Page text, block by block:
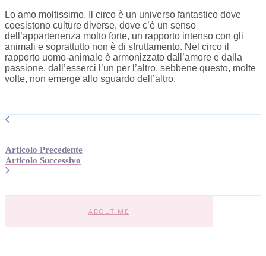
Lo amo moltissimo. Il circo è un universo fantastico dove
coesistono culture diverse, dove c’è un senso
dell’appartenenza molto forte, un rapporto intenso con gli
animali e soprattutto non è di sfruttamento. Nel circo il
rapporto uomo-animale è armonizzato dall’amore e dalla
passione, dall’esserci l’un per l’altro, sebbene questo, molte
volte, non emerge allo sguardo dell’altro.
Articolo Precedente
Articolo Successivo
ABOUT ME